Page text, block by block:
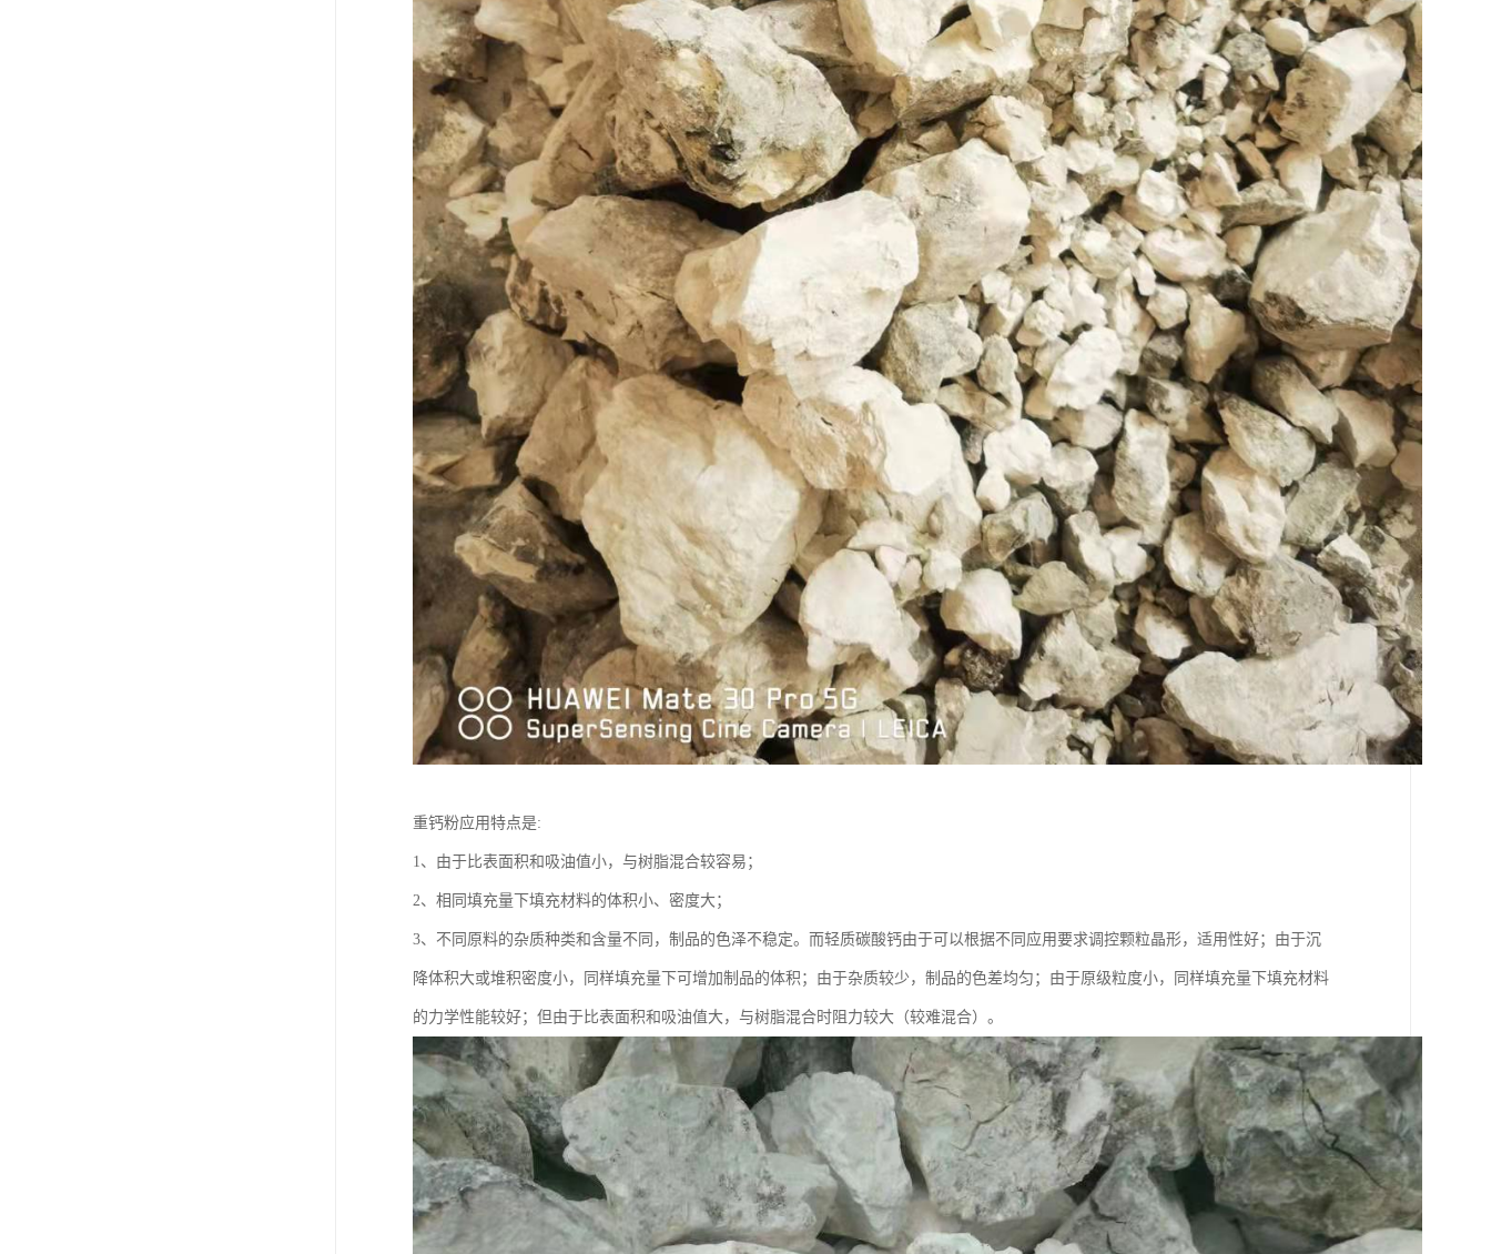
重钙粉应用特点是:
1、由于比表面积和吸油值小，与树脂混合较容易；
2、相同填充量下填充材料的体积小、密度大；
3、不同原料的杂质种类和含量不同，制品的色泽不稳定。而轻质碳酸钙由于可以根据不同应用要求调控颗粒晶形，适用性好；由于沉
降体积大或堆积密度小，同样填充量下可增加制品的体积；由于杂质较少，制品的色差均匀；由于原级粒度小，同样填充量下填充材料
的力学性能较好；但由于比表面积和吸油值大，与树脂混合时阻力较大（较难混合）。